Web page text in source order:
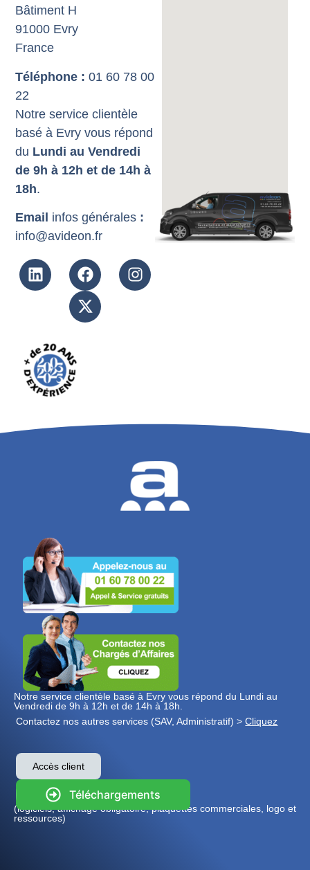
Bâtiment H
91000 Evry
France
Téléphone : 01 60 78 00
22
Notre service clientèle
basé à Evry vous répond
du Lundi au Vendredi
de 9h à 12h et de 14h à
18h.
Email infos générales :
info@avideon.fr
Notre service clientèle basé à Evry vous répond du Lundi au
Vendredi de 9h à 12h et de 14h à 18h.
Contactez nos autres services (SAV, Administratif) >Cliquez
Accès client
Téléchargements
(logiciels, affichage obligatoire, plaquettes commerciales, logo et
ressources)